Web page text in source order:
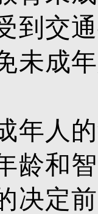
到交
未成
年人的
龄和
决定